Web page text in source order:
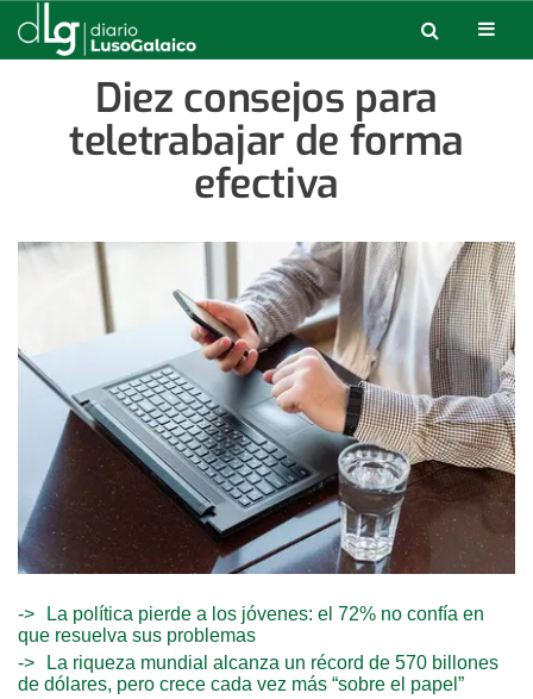
Diez consejos para
teletrabajar de forma
efectiva
La política pierde a los jóvenes: el 72% no confía en
que resuelva sus problemas
La riqueza mundial alcanza un récord de 570 billones
de dólares, pero crece cada vez más “sobre el papel”